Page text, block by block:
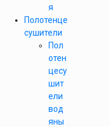
я
Полотенце
сушители
Пол
отен
цесу
шит
ели
вод
яны